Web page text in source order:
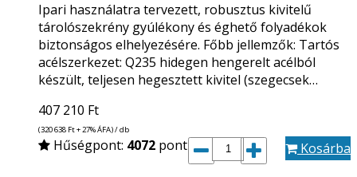
Ipari használatra tervezett, robusztus kivitelű
tárolószekrény gyúlékony és éghető folyadékok
biztonságos elhelyezésére. Főbb jellemzők: Tartós
acélszerkezet: Q235 hidegen hengerelt acélból
készült, teljesen hegesztett kivitel (szegecsek…
407 210 Ft
(320 638 Ft+ 27% ÁFA) / db
Hűségpont: 4072 pont Kosárba